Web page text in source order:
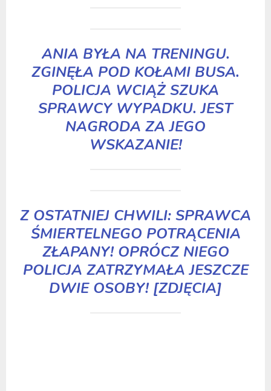
ANIA BYŁA NA TRENINGU.
ZGINĘŁA POD KOŁAMI BUSA.
POLICJA WCIĄŻ SZUKA
SPRAWCY WYPADKU. JEST
NAGRODA ZA JEGO
WSKAZANIE!
Z OSTATNIEJ CHWILI: SPRAWCA
ŚMIERTELNEGO POTRĄCENIA
ZŁAPANY! OPRÓCZ NIEGO
POLICJA ZATRZYMAŁA JESZCZE
DWIE OSOBY! [ZDJĘCIA]